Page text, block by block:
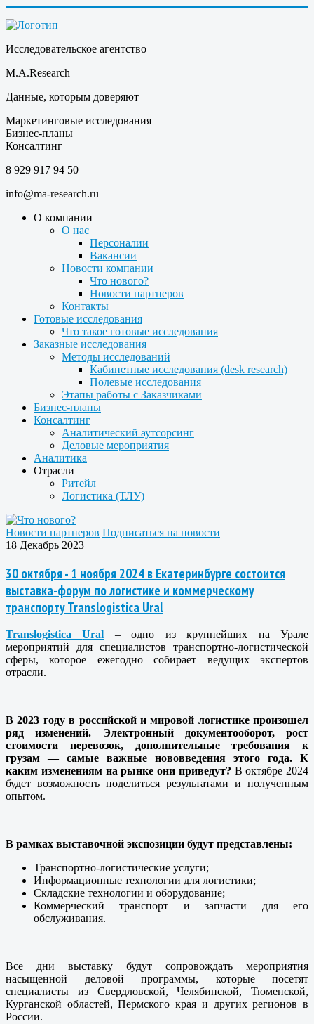
Исследовательское агентство
M.A.Research
Данные, которым доверяют
Маркетинговые исследования
Бизнес-планы
Консалтинг
8 929 917 94 50
info@ma-research.ru
О компании
О нас
Персоналии
Вакансии
Новости компании
Что нового?
Новости партнеров
Контакты
Готовые исследования
Что такое готовые исследования
Заказные исследования
Методы исследований
Кабинетные исследования (desk research)
Полевые исследования
Этапы работы с Заказчиками
Бизнес-планы
Консалтинг
Аналитический аутсорсинг
Деловые мероприятия
Аналитика
Отрасли
Ритейл
Логистика (ТЛУ)
Новости партнеров Подписаться на новости
18 Декабрь 2023
30 октября - 1 ноября 2024 в Екатеринбурге состоится
выставка-форум по логистике и коммерческому
транспорту Translogistica Ural
Translogistica Ural – одно из крупнейших на Урале
мероприятий для специалистов транспортно-логистической
сферы, которое ежегодно собирает ведущих экспертов
отрасли.
В 2023 году в российской и мировой логистике произошел
ряд изменений. Электронный документооборот, рост
стоимости перевозок, дополнительные требования к
грузам — самые важные нововведения этого года. К
каким изменениям на рынке они приведут? В октябре 2024
будет возможность поделиться результатами и полученным
опытом.
В рамках выставочной экспозиции будут представлены:
Транспортно-логистические услуги;
Информационные технологии для логистики;
Складские технологии и оборудование;
Коммерческий транспорт и запчасти для его
обслуживания.
Все дни выставку будут сопровождать мероприятия
насыщенной деловой программы, которые посетят
специалисты из Свердловской, Челябинской, Тюменской,
Курганской областей, Пермского края и других регионов в
России.